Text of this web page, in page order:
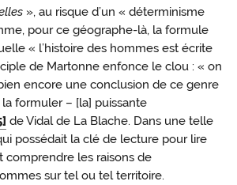
», au risque d’un « déterminisme
pour ce géographe-là, la formule
« l’histoire des hommes est écrite
de Martonne enfonce le clou : « on
encore une conclusion de ce genre
formuler – [la] puissante
de Vidal de La Blache. Dans une telle
possédait la clé de lecture pour lire
comprendre les raisons de
sur tel ou tel territoire.